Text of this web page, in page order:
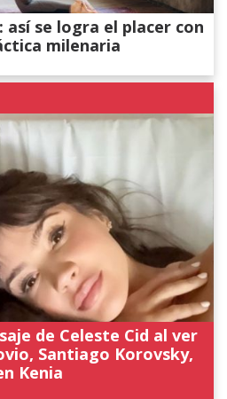
así se logra el placer con
milenaria
de Celeste Cid al ver
Santiago Korovsky,
Kenia